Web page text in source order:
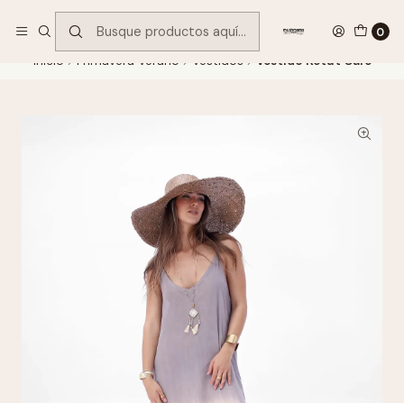
0
Inicio Primavera Verano Vestidos Vestido Ketut Café